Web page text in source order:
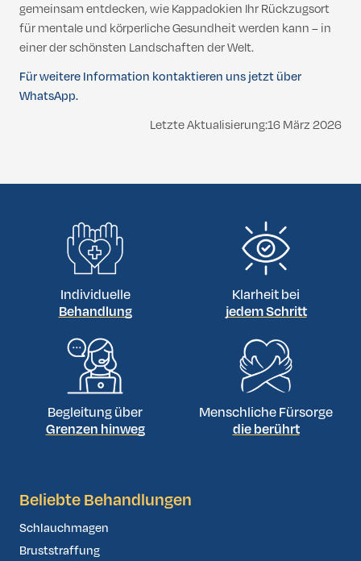
gemeinsam entdecken, wie Kappadokien Ihr Rückzugsort
für mentale und körperliche Gesundheit werden kann – in
einer der schönsten Landschaften der Welt.
Für weitere Information kontaktieren uns jetzt über
WhatsApp.
Letzte Aktualisierung:16 März 2026
Individuelle
Behandlung
Klarheit bei
jedem Schritt
Begleitung über
Grenzen hinweg
Menschliche Fürsorge
die berührt
Beliebte Behandlungen
Schlauchmagen
Bruststraffung